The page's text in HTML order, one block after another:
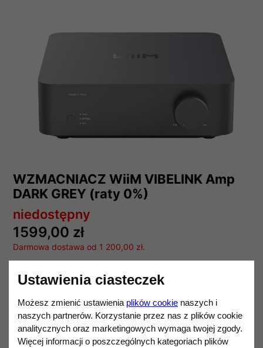
WZMACNIACZ WiiM VIBELINK Amp
DARK GREY (raty 0%)
niedostępny
1599,00 zł
Darmowa dostawa od 1 200,00 zł.
Opis produktu
Ustawienia ciasteczek
Możesz zmienić ustawienia plików cookie naszych i
naszych partnerów. Korzystanie przez nas z plików cookie
analitycznych oraz marketingowych wymaga twojej zgody.
Więcej informacji o poszczególnych kategoriach plików